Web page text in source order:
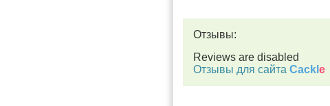
Отзывы:
Reviews are disabled
Отзывы для сайта Cackl e